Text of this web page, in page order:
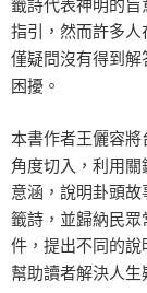
籤詩代表神明的旨
指引，然而許多
僅疑問沒有得到解
困擾。
本書作者王儷容將
角度切入，利用
意涵，說明卦頭
籤詩，並歸納民
件，提出不同的
幫助讀者解決人生